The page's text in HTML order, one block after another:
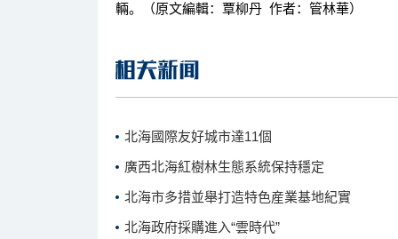
輛。（原文編輯：覃柳丹 作者：管林華）
北海國際友好城市達11個
廣西北海紅樹林生態系統保持穩定
北海市多措並舉打造特色産業基地紀實
北海政府採購進入“雲時代”